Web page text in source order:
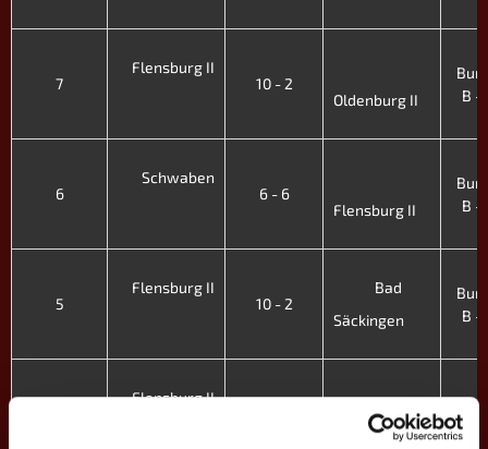
7
Flensburg II
10 - 2
Oldenburg II
B -
6
Schwaben
6 - 6
Flensburg II
B -
5
Flensburg II
10 - 2
Bad
Säckingen
B -
Flensburg II
LU-WE
B -